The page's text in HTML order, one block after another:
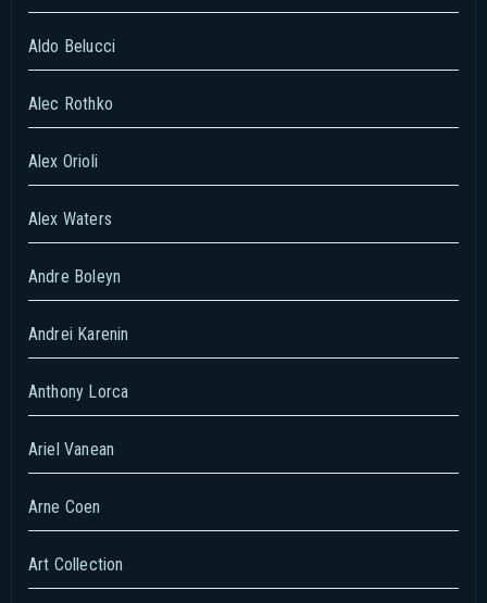
Aldo Belucci
Alec Rothko
Alex Orioli
Alex Waters
Andre Boleyn
Andrei Karenin
Anthony Lorca
Ariel Vanean
Arne Coen
Art Collection